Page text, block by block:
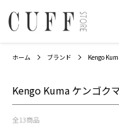
ホーム ブランド Kengo
Kengo Kuma ケンゴク
全13商品